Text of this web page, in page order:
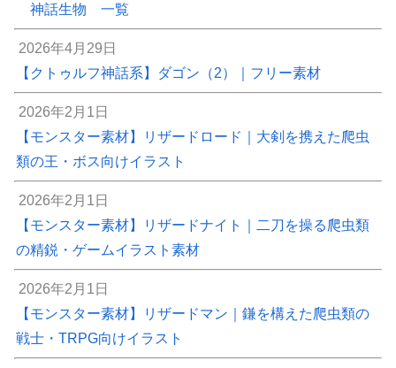
神話生物 一覧
2026年4月29日
【クトゥルフ神話系】ダゴン（2）｜フリー素材
2026年2月1日
【モンスター素材】リザードロード｜大剣を携えた爬虫
類の王・ボス向けイラスト
2026年2月1日
【モンスター素材】リザードナイト｜二刀を操る爬虫類
の精鋭・ゲームイラスト素材
2026年2月1日
【モンスター素材】リザードマン｜鎌を構えた爬虫類の
戦士・TRPG向けイラスト